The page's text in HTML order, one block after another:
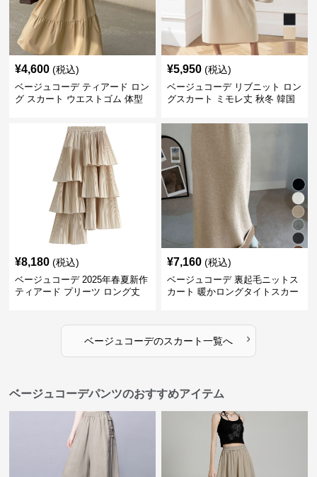
¥4,600 (税込)
ベージュコーデ ティアード ロン
グ スカート ウエストゴム 体型
¥5,950 (税込)
ベージュコーデ リブニット ロン
グスカート ミモレ丈 秋冬 韓国
¥8,180 (税込)
ベージュコーデ 2025年春夏新作
ティアード プリーツ ロング丈
¥7,160 (税込)
ベージュコーデ 裏起毛ニットス
カート 暖かロングタイトスカー
ベージュコーデのスカート一覧へ ›
ベージュコーデパンツのおすすめアイテム